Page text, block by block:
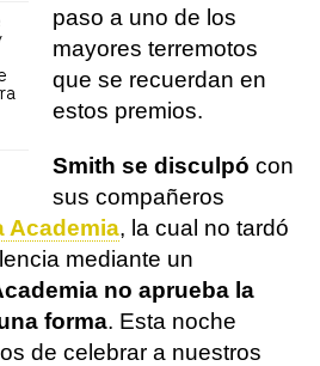
paso a uno de los
mayores terremotos
que se recuerdan en
estos premios.
Smith se disculpó con
sus compañeros
Academia, la cual no tardó
mediante un
no aprueba la
forma. Esta noche
de celebrar a nuestros